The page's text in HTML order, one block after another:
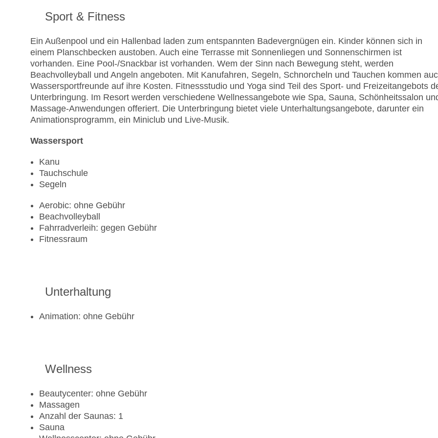
Sport & Fitness
Ein Außenpool und ein Hallenbad laden zum entspannten Badevergnügen ein. Kinder können sich in
einem Planschbecken austoben. Auch eine Terrasse mit Sonnenliegen und Sonnenschirmen ist
vorhanden. Eine Pool-/Snackbar ist vorhanden. Wem der Sinn nach Bewegung steht, werden
Beachvolleyball und Angeln angeboten. Mit Kanufahren, Segeln, Schnorcheln und Tauchen kommen
Wassersportfreunde auf ihre Kosten. Fitnessstudio und Yoga sind Teil des Sport- und Freizeitangebots
Unterbringung. Im Resort werden verschiedene Wellnessangebote wie Spa, Sauna, Schönheitssalon
Massage-Anwendungen offeriert. Die Unterbringung bietet viele Unterhaltungsangebote, darunter ein
Animationsprogramm, ein Miniclub und Live-Musik.
Wassersport
Kanu
Tauchschule
Segeln
Aerobic: ohne Gebühr
Beachvolleyball
Fahrradverleih: gegen Gebühr
Fitnessraum
Unterhaltung
Animation: ohne Gebühr
Wellness
Beautycenter: ohne Gebühr
Massagen
Anzahl der Saunas: 1
Sauna